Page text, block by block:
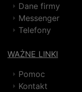
Dane firmy
Messenger
Telefony
WAŻNE LINKI
Pomoc
Kontakt